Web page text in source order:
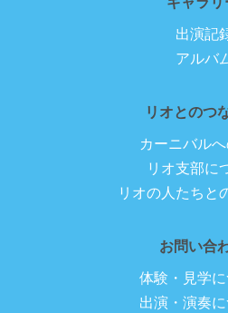
出演記
アルバ
リオとのつ
カーニバル
リオ支部に
リオの人たちと
お問い合
体験・見学
出演・演奏